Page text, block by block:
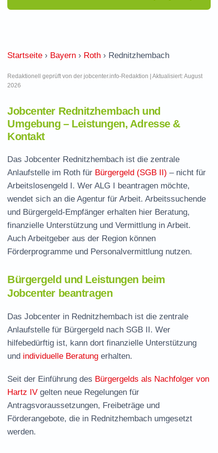
Startseite › Bayern › Roth › Rednitzhembach
Redaktionell geprüft von der jobcenter.info-Redaktion | Aktualisiert: August
2026
Jobcenter Rednitzhembach und
Umgebung – Leistungen, Adresse &
Kontakt
Das Jobcenter Rednitzhembach ist die zentrale
Anlaufstelle im Roth für Bürgergeld (SGB II) – nicht für
Arbeitslosengeld I. Wer ALG I beantragen möchte,
wendet sich an die Agentur für Arbeit. Arbeitssuchende
und Bürgergeld-Empfänger erhalten hier Beratung,
finanzielle Unterstützung und Vermittlung in Arbeit.
Auch Arbeitgeber aus der Region können
Förderprogramme und Personalvermittlung nutzen.
Bürgergeld und Leistungen beim
Jobcenter beantragen
Das Jobcenter in Rednitzhembach ist die zentrale
Anlaufstelle für Bürgergeld nach SGB II. Wer
hilfebedürftig ist, kann dort finanzielle Unterstützung
und individuelle Beratung erhalten.
Seit der Einführung des Bürgergelds als Nachfolger von
Hartz IV gelten neue Regelungen für
Antragsvoraussetzungen, Freibeträge und
Förderangebote, die in Rednitzhembach umgesetzt
werden.